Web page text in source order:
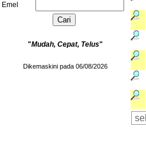
Emel
"Mudah, Cepat, Telus"
Dikemaskini pada 06/08/2026